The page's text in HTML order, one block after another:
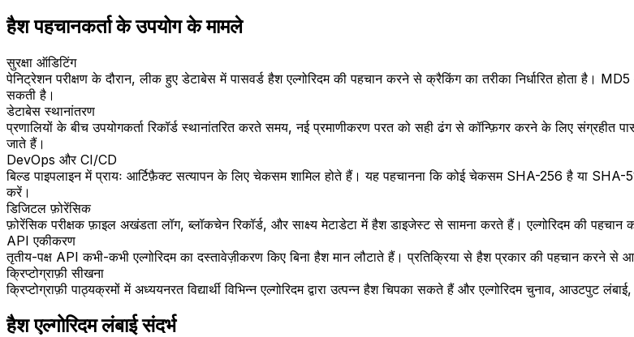
हैश पहचानकर्ता के उपयोग के मामले
सुरक्षा ऑडिटिंग
पेनिट्रेशन परीक्षण के दौरान, लीक हुए डेटाबेस में पासवर्ड हैश एल्गोरिदम की पहचान करने से क्रैकिंग का तरीका निर्धारित होता है।
सकती है।
डेटाबेस स्थानांतरण
प्रणालियों के बीच उपयोगकर्ता रिकॉर्ड स्थानांतरित करते समय, नई प्रमाणीकरण परत को सही ढंग से कॉन्फ़िगर करने के लिए संग्रहीत
जाते हैं।
DevOps और CI/CD
बिल्ड पाइपलाइन में प्रायः आर्टिफ़ैक्ट सत्यापन के लिए चेकसम शामिल होते हैं। यह पहचानना कि कोई चेकसम SHA-256 है या
करें।
डिजिटल फ़ोरेंसिक
फ़ोरेंसिक परीक्षक फ़ाइल अखंडता लॉग, ब्लॉकचेन रिकॉर्ड, और साक्ष्य मेटाडेटा में हैश डाइजेस्ट से सामना करते हैं। एल्गोरिदम की पहचान
API एकीकरण
तृतीय-पक्ष API कभी-कभी एल्गोरिदम का दस्तावेज़ीकरण किए बिना हैश मान लौटाते हैं। प्रतिक्रिया से हैश प्रकार की पहचान
क्रिप्टोग्राफ़ी सीखना
क्रिप्टोग्राफ़ी पाठ्यक्रमों में अध्ययनरत विद्यार्थी विभिन्न एल्गोरिदम द्वारा उत्पन्न हैश चिपका सकते हैं और एल्गोरिदम चुनाव, आउटपुट
हैश एल्गोरिदम लंबाई संदर्भ